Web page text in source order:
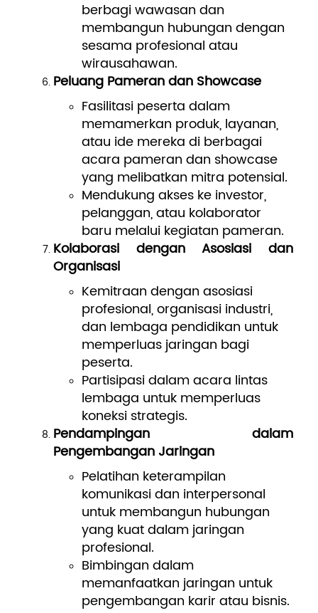
berbagi wawasan dan
membangun hubungan dengan
sesama profesional atau
wirausahawan.
Peluang Pameran dan Showcase
Fasilitasi peserta dalam
memamerkan produk, layanan,
atau ide mereka di berbagai
acara pameran dan showcase
yang melibatkan mitra potensial.
Mendukung akses ke investor,
pelanggan, atau kolaborator
baru melalui kegiatan pameran.
Kolaborasi dengan Asosiasi dan
Organisasi
Kemitraan dengan asosiasi
profesional, organisasi industri,
dan lembaga pendidikan untuk
memperluas jaringan bagi
peserta.
Partisipasi dalam acara lintas
lembaga untuk memperluas
koneksi strategis.
Pendampingan dalam
Pengembangan Jaringan
Pelatihan keterampilan
komunikasi dan interpersonal
untuk membangun hubungan
yang kuat dalam jaringan
profesional.
Bimbingan dalam
memanfaatkan jaringan untuk
pengembangan karir atau bisnis.